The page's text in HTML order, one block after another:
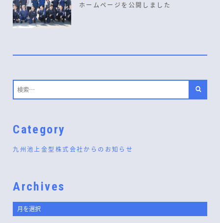
ホームページを公開しました
Category
九州池上金型株式会社からのお知らせ
Archives